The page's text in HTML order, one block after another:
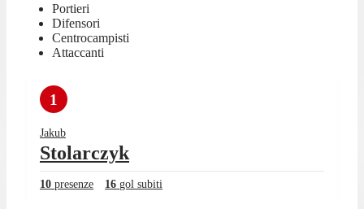
Portieri
Difensori
Centrocampisti
Attaccanti
1
Jakub
Stolarczyk
10 presenze 16 gol subiti